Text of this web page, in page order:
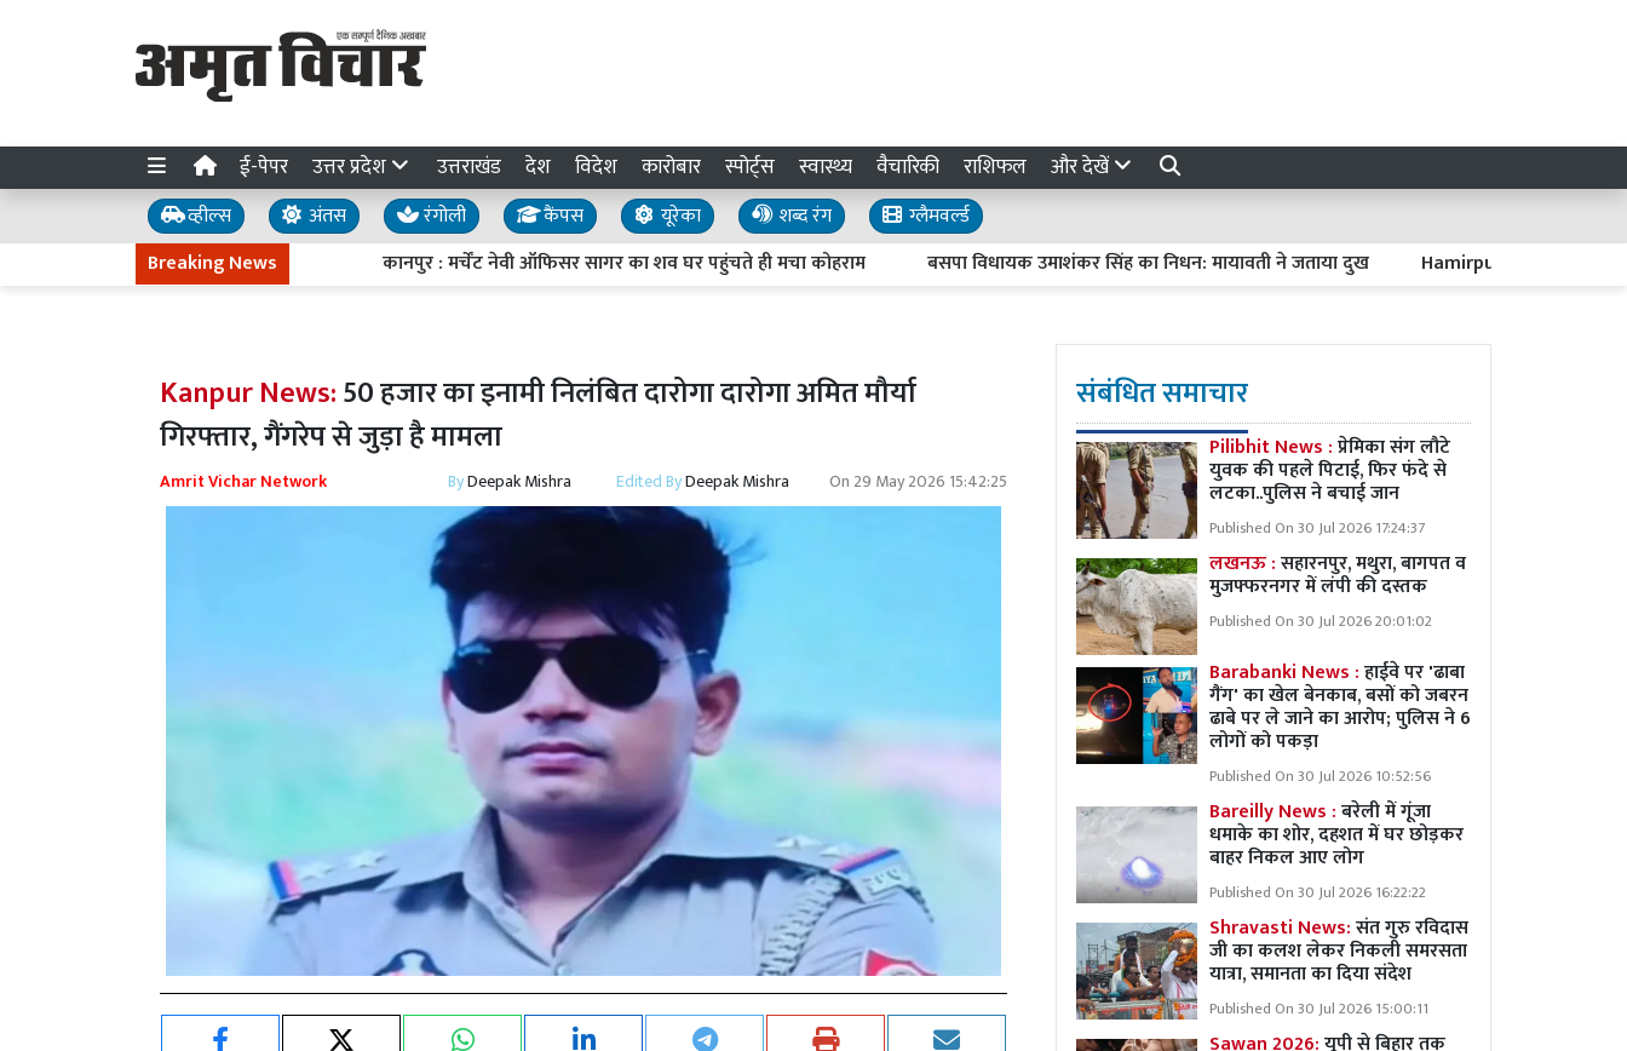
ई-पेपर उत्तर प्रदेश उत्तराखंड देश विदेश कारोबार स्पोर्ट्स स्वास्थ्य वैचारिकी राशिफल और देखें
व्हील्स अंतस रंगोली कैंपस यूरेका शब्द रंग
ग्लैमवर्ल्ड
Breaking News
कानपुर : मर्चेंट नेवी ऑफिसर सागर का शव घर पहुंचते ही मचा कोहराम बसपा विधायक उमाशंकर सिंह का निधन: मायावती ने जताया दुख Hamirpur News : हाईवे पर
Kanpur News:50 हजार का इनामी निलंबित दारोगा दारोगा अमित मौर्या
गिरफ्तार, गैंगरेप से जुड़ा है मामला
Amrit Vichar Network ByDeepak Mishra Edited ByDeepak Mishra On 29 May 2026 15:42:25
संबंधित समाचार
Pilibhit News :प्रेमिका संग लौटे
युवक की पहले पिटाई, फिर फंदे से
लटका..पुलिस ने बचाई जान
Published On 30 Jul 2026 17:24:37
लखनऊ :सहारनपुर, मथुरा, बागपत व
मुजफ्फरनगर में लंपी की दस्तक
Published On 30 Jul 2026 20:01:02
Barabanki News :हाईवे पर 'ढाबा
गैंग' का खेल बेनकाब, बसों को जबरन
ढाबे पर ले जाने का आरोप; पुलिस ने 6
लोगों को पकड़ा
Published On 30 Jul 2026 10:52:56
Bareilly News :बरेली में गूंजा
धमाके का शोर, दहशत में घर छोड़कर
बाहर निकल आए लोग
Published On 30 Jul 2026 16:22:22
Shravasti News:संत गुरु रविदास
जी का कलश लेकर निकली समरसता
यात्रा, समानता का दिया संदेश
Published On 30 Jul 2026 15:00:11
Sawan 2026:यूपी से बिहार तक